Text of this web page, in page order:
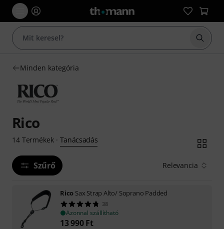
Minden kategória
Rico
14 Termékek· Tanácsadás
Szűrő Relevancia
Rico Sax Strap Alto/ Soprano Padded
38
Azonnal szállítható
13 990 Ft